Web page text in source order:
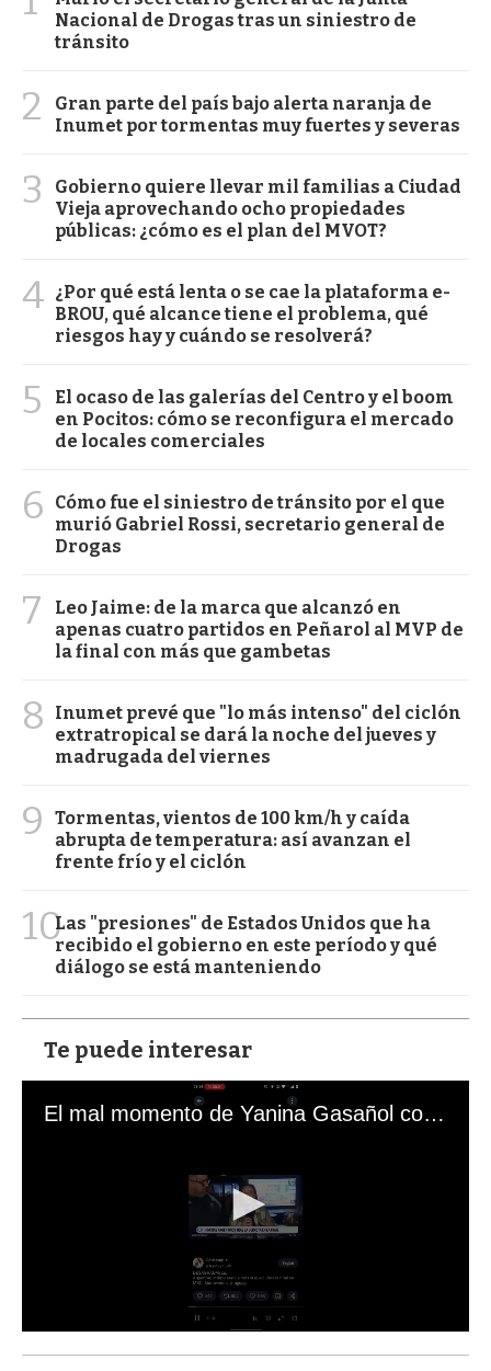
Nacional de Drogas tras un siniestro de
tránsito
2
Gran parte del país bajo alerta naranja de
Inumet por tormentas muy fuertes y severas
3
Gobierno quiere llevar mil familias a Ciudad
Vieja aprovechando ocho propiedades
públicas: ¿cómo es el plan del MVOT?
4 ¿Por qué está lenta o se cae la plataforma e-
BROU, qué alcance tiene el problema, qué
riesgos hay y cuándo se resolverá?
5
El ocaso de las galerías del Centro y el boom
en Pocitos: cómo se reconfigura el mercado
de locales comerciales
6
Cómo fue el siniestro de tránsito por el que
murió Gabriel Rossi, secretario general de
Drogas
7
Leo Jaime: de la marca que alcanzó en
apenas cuatro partidos en Peñarol al MVP de
la final con más que gambetas
8
Inumet prevé que "lo más intenso" del ciclón
extratropical se dará la noche del jueves y
madrugada del viernes
9
Tormentas, vientos de 100 km/h y caída
abrupta de temperatura: así avanzan el
frente frío y el ciclón
10Las "presiones" de Estados Unidos que ha
recibido el gobierno en este período y qué
diálogo se está manteniendo
Te puede interesar
El mal momento de Yanina Gasañol con un hincha argentino en "Subrayado"
s